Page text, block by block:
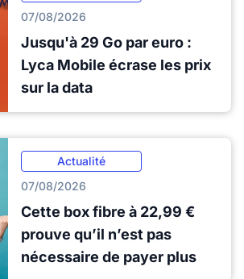
07/08/2026
Jusqu'à 29 Go par euro :
Lyca Mobile écrase les prix
sur la data
Actualité
07/08/2026
Cette box fibre à 22,99 €
prouve qu’il n’est pas
nécessaire de payer plus